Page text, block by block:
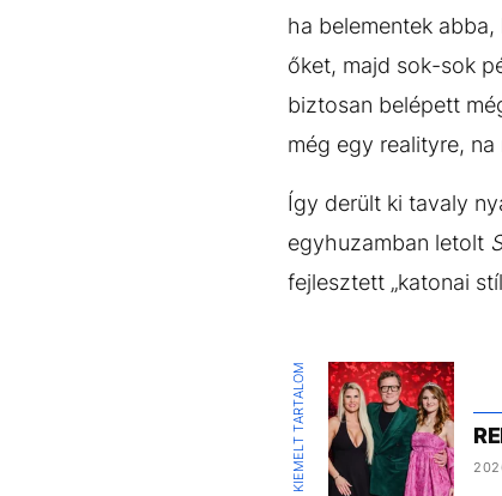
ha belementek
őket, majd sok-sok
biztosan belépett
még egy realityre,
Így derült ki tavaly
egyhuzamban letolt
fejlesztett „katonai
KIEMELT TARTALOM